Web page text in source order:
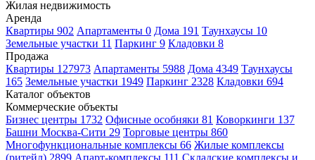
Жилая недвижимость
Аренда
Квартиры 902 Апартаменты 0 Дома 191 Таунхаусы 10
Земельные участки 11 Паркинг 9 Кладовки 8
Продажа
Квартиры 127973 Апартаменты 5988 Дома 4349 Таунхаусы
165 Земельные участки 1949 Паркинг 2328 Кладовки 694
Каталог объектов
Коммерческие объекты
Бизнес центры 1732 Офисные особняки 81 Коворкинги 137
Башни Москва-Сити 29 Торговые центры 860
Многофункциональные комплексы 66 Жилые комплексы
(ритейл) 2899 Апарт-комплексы 111 Складские комплексы и